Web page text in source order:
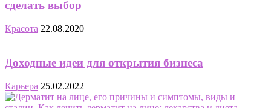
сделать выбор
Красота 22.08.2020
Доходные идеи для открытия бизнеса
Карьера 25.02.2022